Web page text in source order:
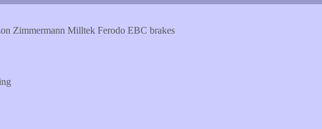
Zimmermann Milltek Ferodo EBC brakes